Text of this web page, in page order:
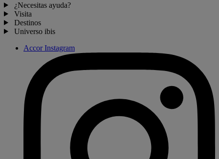
¿Necesitas ayuda?
Visita
Destinos
Universo ibis
Accor Instagram